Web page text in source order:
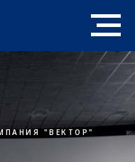
"ВЕКТОР"